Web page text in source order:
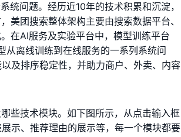
统问题。经历近10年的技术积累和沉淀，
美团搜索整体架构主要由搜索数据平台、
在AI服务及实验平台中，模型训练平台
离线训练到在线服务的一系列系统问
及排序稳定性，并助力商户、外卖、内容
些技术模块。如下图所示，从点击输入框
示、推荐理由的展示等，每一个模块都要